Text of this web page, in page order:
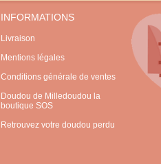
INFORMATIONS
Livraison
Mentions légales
Conditions générale de ventes
Doudou de Milledoudou la
boutique SOS
Retrouvez votre doudou perdu